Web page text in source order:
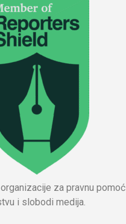
za pravnu pomoć
i slobodi medija.